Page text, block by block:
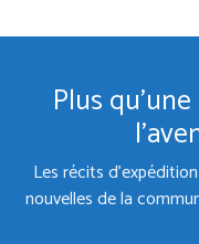
Plus
Les récits
nouvelles de la